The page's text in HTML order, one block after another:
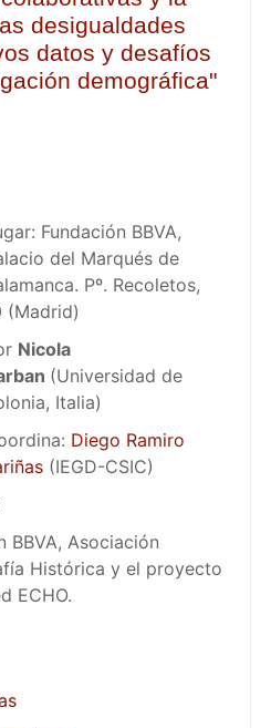
desigualdades
datos y desafíos
demográfica"
Fundación BBVA,
del Marqués de
Pº. Recoletos,
(Madrid)
Nicola
(Universidad de
Italia)
Diego Ramiro
(IEGD-CSIC)
BBVA, Asociación
Histórica y el proyecto
ECHO.